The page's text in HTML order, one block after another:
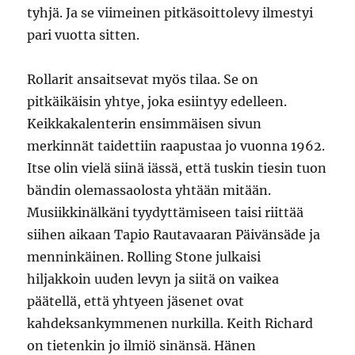
tyhjä. Ja se viimeinen pitkäsoittolevy ilmestyi
pari vuotta sitten.
Rollarit ansaitsevat myös tilaa. Se on
pitkäikäisin yhtye, joka esiintyy edelleen.
Keikkakalenterin ensimmäisen sivun
merkinnät taidettiin raapustaa jo vuonna 1962.
Itse olin vielä siinä iässä, että tuskin tiesin tuon
bändin olemassaolosta yhtään mitään.
Musiikkinälkäni tyydyttämiseen taisi riittää
siihen aikaan Tapio Rautavaaran Päivänsäde ja
menninkäinen. Rolling Stone julkaisi
hiljakkoin uuden levyn ja siitä on vaikea
päätellä, että yhtyeen jäsenet ovat
kahdeksankymmenen nurkilla. Keith Richard
on tietenkin jo ilmiö sinänsä. Hänen